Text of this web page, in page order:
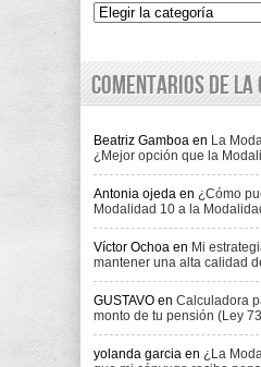
Indice
Comentarios de la
Beatriz Gamboa en La
¿Mejor opción que la
Antonia ojeda en ¿Cómo
Modalidad 10 a la
Víctor Ochoa en Mi
mantener una alta calidad
GUSTAVO en Calculadora
monto de tu pensión (Ley
yolanda garcia en ¿La